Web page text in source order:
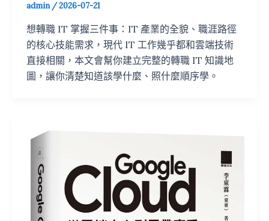
admin /2026-07-21
想轉職 IT 掌握三件事：IT 產業的全貌、職涯路徑
的核心技能需求，現代 IT 工作幾乎都和雲端技術
直接相關，本文會幫你建立完整的轉職 IT 知識地
圖，讓你清楚知道該學什麼、照什麼順序學。